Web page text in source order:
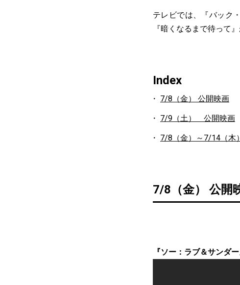
テレビでは、『バック
『暗くなるまで待って
Index
7/8（金） 公開映画
7/9（土） 公開映画
7/8（金）～7/14（木
7/8（金） 公開
『ソー：ラブ＆サンダー